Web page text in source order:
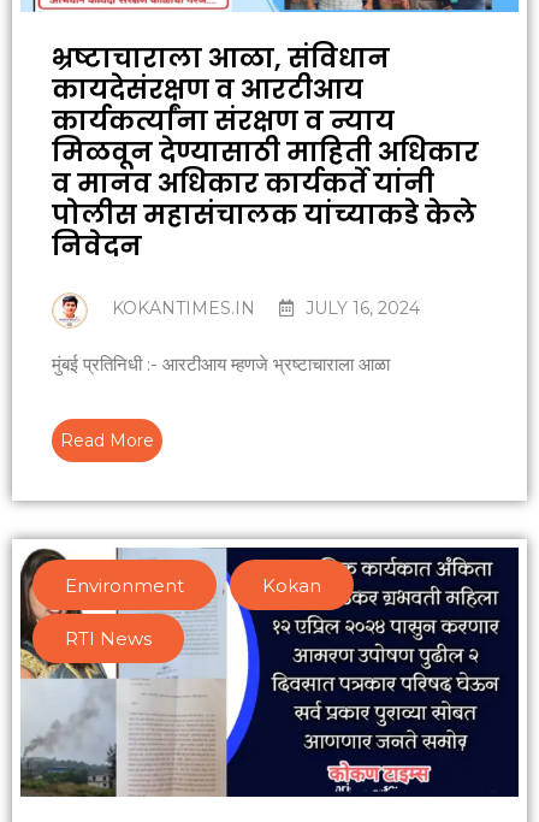
भ्रष्टाचाराला आळा, संविधान
कायदेसंरक्षण व आरटीआय
कार्यकर्त्यांना संरक्षण व न्याय
मिळवून देण्यासाठी माहिती अधिकार
व मानव अधिकार कार्यकर्ते यांनी
पोलीस महासंचालक यांच्याकडे केले
निवेदन
KOKANTIMES.IN JULY 16, 2024
मुंबई प्रतिनिधी :- आरटीआय म्हणजे भ्रष्टाचाराला आळा
Read More
Environment , Kokan ,
RTI News